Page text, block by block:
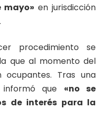
mayo» en jurisdicción
procedimiento se
que al momento del
Tras una
informó que «no se
de interés para la